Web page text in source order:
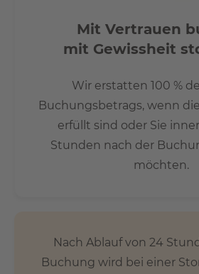
Mit Vertrauen
mit Gewissheit
Wir erstatten 100 %
Buchungsbetrags, wenn
erfüllt sind oder Sie
Stunden nach der
möchten.
Nach Ablauf von 24
Buchung wird bei einer